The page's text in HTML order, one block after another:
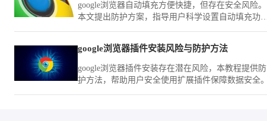
google浏览器自动填充方便快捷，但存在安全风险。
本文提出防护方案，指导用户科学设置自动填充功
google浏览器插件安装风险与防护方法
google浏览器插件安装存在潜在风险，本教程提供防
护方法，帮助用户安全使用扩展插件保障数据安全。